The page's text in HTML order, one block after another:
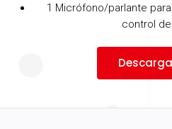
1 Micrófono/parlante
control de